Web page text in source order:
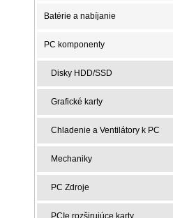
Batérie a nabíjanie
PC komponenty
Disky HDD/SSD
Grafické karty
Chladenie a Ventilátory k PC
Mechaniky
PC Zdroje
PCIe rozširujúce karty